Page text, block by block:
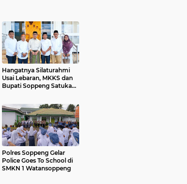
Hangatnya Silaturahmi
Usai Lebaran, MKKS dan
Bupati Soppeng Satukan
Polres Soppeng Gelar
Police Goes To School di
SMKN 1 Watansoppeng